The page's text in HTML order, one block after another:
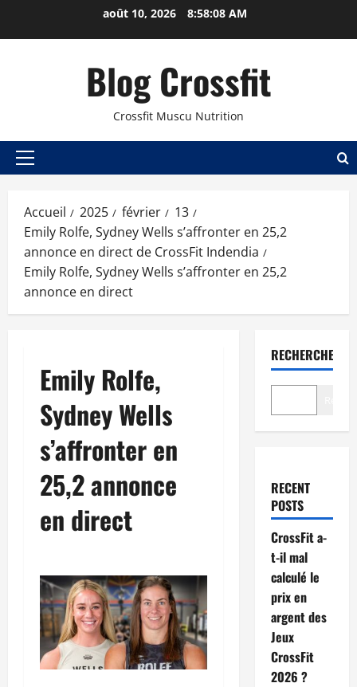
août 10, 2026 8:58:09 AM
Blog Crossfit
Crossfit Muscu Nutrition
Accueil 2025 février
13
Emily Rolfe, Sydney Wells s’affronter en 25,2
annonce en direct de CrossFit Indendia
Emily Rolfe, Sydney Wells s’affronter en 25,2
annonce en direct
Emily Rolfe,
Sydney Wells
s’affronter en
25,2 annonce
en direct
RECHERCHER
RECENT
POSTS
CrossFit a-
t-il mal
calculé le
prix en
argent des
Jeux
CrossFit
2026 ?